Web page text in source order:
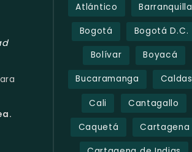
Atlántico Barranquilla
Bogotá Bogotá D.C.
Bolívar Boyacá
Bucaramanga Caldas
Cali Cantagallo
Caquetá Cartagena